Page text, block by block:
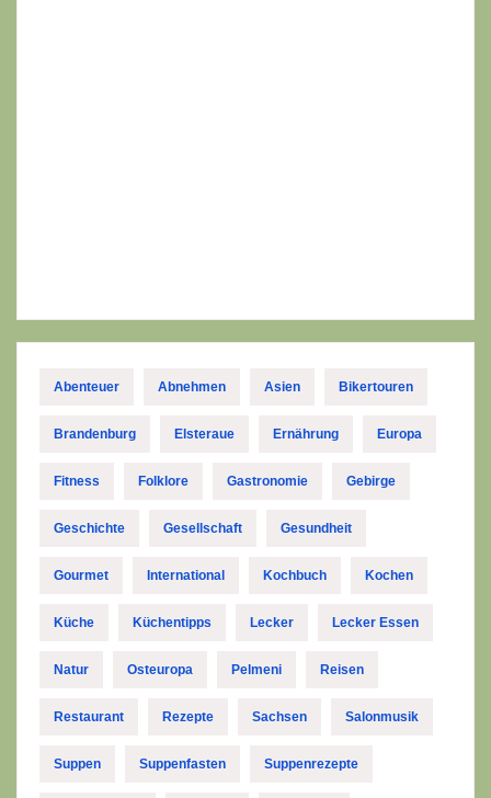
Abenteuer Abnehmen Asien Bikertouren
Brandenburg Elsteraue Ernährung Europa
Fitness Folklore Gastronomie Gebirge
Geschichte Gesellschaft Gesundheit
Gourmet International Kochbuch Kochen
Küche Küchentipps Lecker Lecker Essen
Natur Osteuropa Pelmeni Reisen
Restaurant Rezepte Sachsen Salonmusik
Suppen Suppenfasten Suppenrezepte